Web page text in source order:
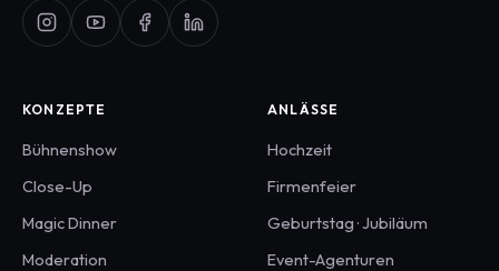
KONZEPTE
Bühnenshow
Close-Up
Magic Dinner
Moderation
ANLÄSSE
Hochzeit
Firmenfeier
Geburtstag · Jubiläum
Event-Agenturen